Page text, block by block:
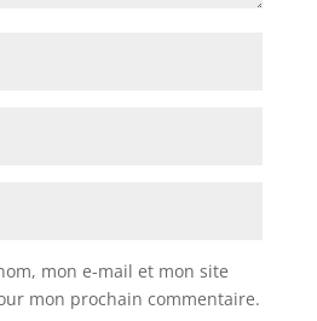
mon e-mail et mon site
mon prochain commentaire.